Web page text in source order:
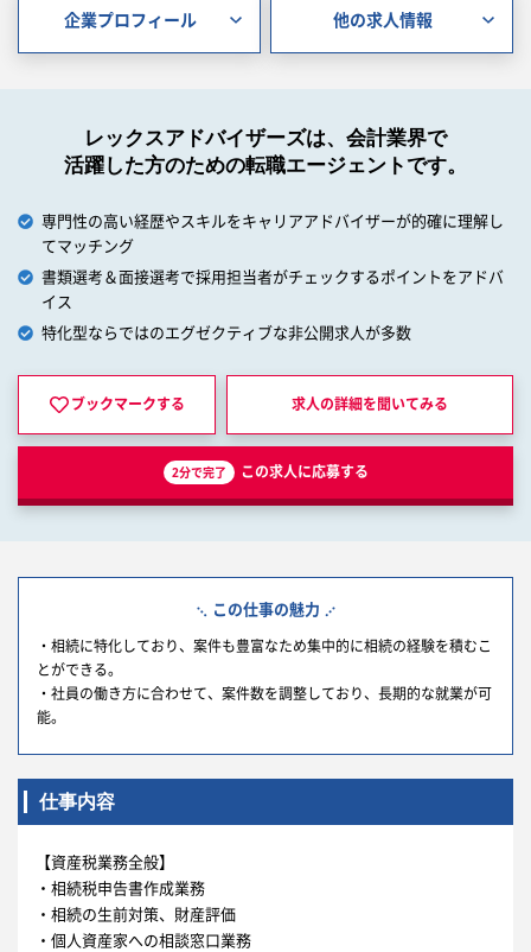
企業プロフィール 他の求人情報
レックスアドバイザーズは、会計業界で
活躍した方のための転職エージェントです。
専門性の高い経歴やスキルをキャリアアドバイザーが的確に理解し
てマッチング
書類選考＆面接選考で採用担当者がチェックするポイントをアドバ
イス
特化型ならではのエグゼクティブな非公開求人が多数
ブックマークする 求人の詳細を聞いてみる
2分で完了 この求人に応募する
この仕事の魅力
・相続に特化しており、案件も豊富なため集中的に相続の経験を積むこ
とができる。
・社員の働き方に合わせて、案件数を調整しており、長期的な就業が可
能。
仕事内容
【資産税業務全般】
・相続税申告書作成業務
・相続の生前対策、財産評価
・個人資産家への相談窓口業務